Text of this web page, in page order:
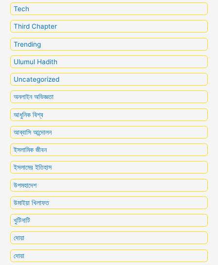
Tech
Third Chapter
Trending
Ulumul Hadith
Uncategorized
অনলাইন অভিজ্ঞতা
আধুনিক বিশ্ব
আব্বাসি আন্দোলন
ইসলামিক জীবন
ইসলামের ইতিহাস
উপমহাদেশ
উমাইয়া খিলাফত
খুটিনাটি
দোয়া
দোয়া